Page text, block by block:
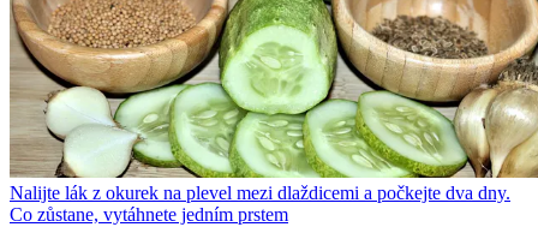
Nalijte lák z okurek na plevel mezi dlaždicemi a počkejte dva dny.
Co zůstane, vytáhnete jedním prstem